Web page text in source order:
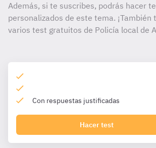
Además, si te suscribes, podrás hacer
personalizados de este tema. ¡También
varios test gratuitos de Policía local de
Con respuestas justificadas
Hacer test